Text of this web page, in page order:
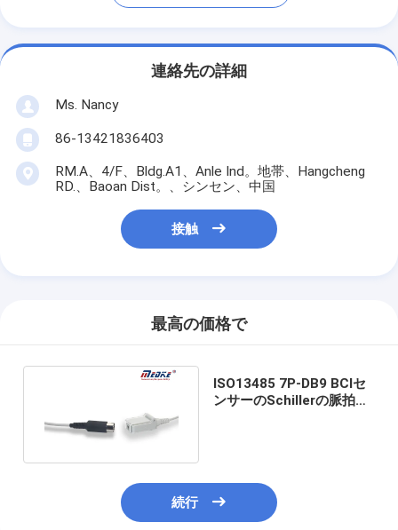
連絡先の詳細
Ms. Nancy
86-13421836403
RM.A、4/F、Bldg.A1、Anle Ind。地帯、Hangcheng
RD.、Baoan Dist。、シンセン、中国
接触
最高の価格で
ISO13485 7P-DB9 BCIセ
ンサーのSchillerの脈拍の
続行